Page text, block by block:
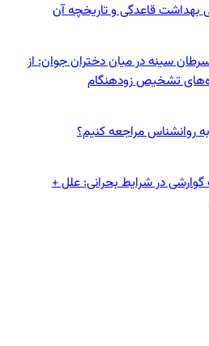
بهداشت قاعدگی و تاریخچه آن
سینه در میان دختران جوان: از
تشخیص زودهنگام
به روانشناس مراجعه کنیم؟
در شرایط بحرانی: علل +